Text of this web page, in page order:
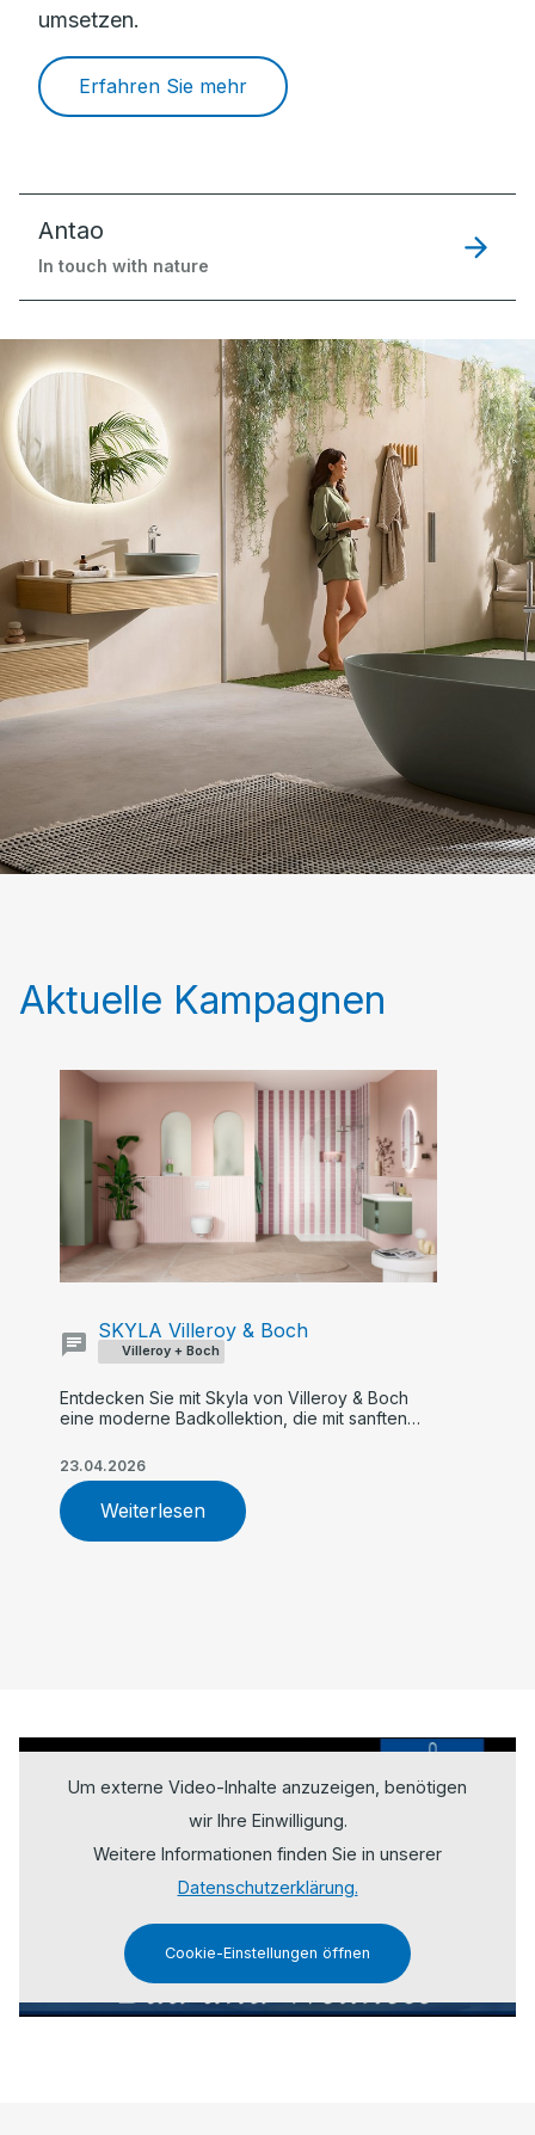
umsetzen.
Erfahren Sie mehr
Antao
In touch with nature
Aktuelle Kampagnen
Villeroy + Boch
SKYLA Villeroy & Boch
Entdecken Sie mit Skyla von Villeroy & Boch
eine moderne Badkollektion, die mit sanften
Formensprache überzeugt. Flexible Farb- und
Größenoptionen, innovative Armaturen und
nachhaltige WC-Technologie machen Skyla zur
idealen Wahl für Ihr individuelles Traumbad.
23.04.2026
Weiterlesen
Um externe Video-Inhalte anzuzeigen, benötigen
wir Ihre Einwilligung.
Weitere Informationen finden Sie in unserer
Datenschutzerklärung.
Cookie-Einstellungen öffnen